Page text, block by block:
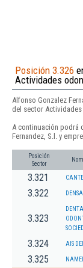
Posición 3.326
Actividades
Alfonso Gonzalez
del sector
A continuación podrá
Fernandez, S.l. y
Posición
Sector
3.321
3.322
3.323
3.324 AIS
3.325